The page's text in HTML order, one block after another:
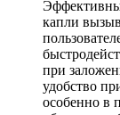
капли
при
удобство
особенно в